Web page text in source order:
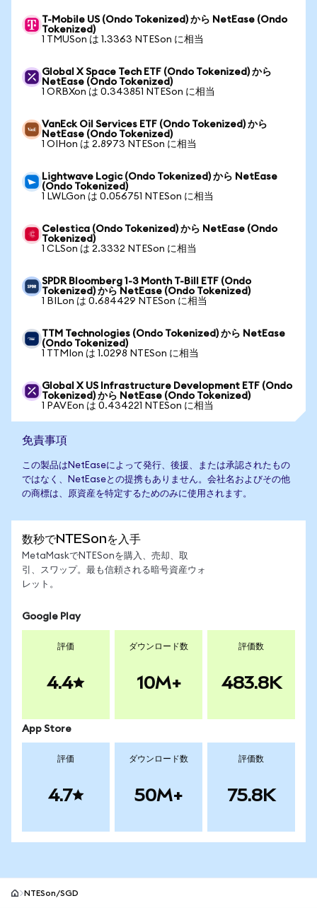
T-Mobile US (Ondo Tokenized) から NetEase (Ondo
Tokenized)
1 TMUSon は 1.3363 NTESon に相当
Global X Space Tech ETF (Ondo Tokenized) から
NetEase (Ondo Tokenized)
1 ORBXon は 0.343851 NTESon に相当
VanEck Oil Services ETF (Ondo Tokenized) から
NetEase (Ondo Tokenized)
1 OIHon は 2.8973 NTESon に相当
Lightwave Logic (Ondo Tokenized) から NetEase
(Ondo Tokenized)
1 LWLGon は 0.056751 NTESon に相当
Celestica (Ondo Tokenized) から NetEase (Ondo
Tokenized)
1 CLSon は 2.3332 NTESon に相当
SPDR Bloomberg 1-3 Month T-Bill ETF (Ondo
Tokenized) から NetEase (Ondo Tokenized)
1 BILon は 0.684429 NTESon に相当
TTM Technologies (Ondo Tokenized) から NetEase
(Ondo Tokenized)
1 TTMIon は 1.0298 NTESon に相当
Global X US Infrastructure Development ETF (Ondo
Tokenized) から NetEase (Ondo Tokenized)
1 PAVEon は 0.434221 NTESon に相当
免責事項
この製品はNetEaseによって発行、後援、または承認されたもの
ではなく、NetEaseとの提携もありません。会社名およびその他
の商標は、原資産を特定するためのみに使用されます。
数秒でNTESonを入手
MetaMaskでNTESonを購入、売却、取
引、スワップ。最も信頼される暗号資産ウォ
レット。
Google Play
評価
4.4
ダウンロード数
10M+
評価数
483.8K
App Store
評価
4.7
ダウンロード数
50M+
評価数
75.8K
NTESon/SGD